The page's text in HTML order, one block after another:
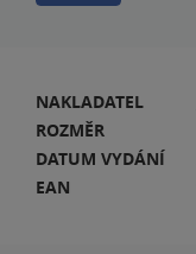
NAKLADATEL
ROZMĚR
DATUM VYDÁNÍ
EAN